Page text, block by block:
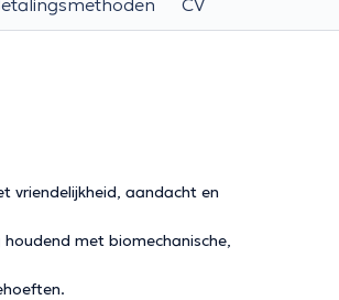
CV
vriendelijkheid, aandacht en
met biomechanische,